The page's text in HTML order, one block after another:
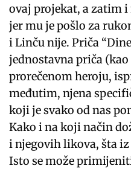
ovaj projekat, a zatim
jer mu je pošlo za
i Linču nije. Priča
jednostavna priča (kao
prorečenom heroju,
međutim, njena
koji je svako od nas
Kako i na koji način
i njegovih likova, šta
Isto se može